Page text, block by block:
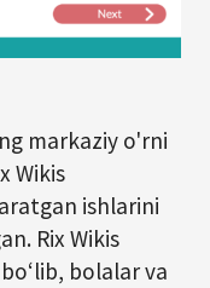
markaziy o'rni
Wikis
ishlarini
Rix Wikis
bolalar va